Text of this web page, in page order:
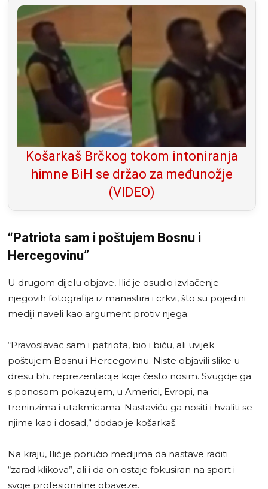
Košarkaš Brčkog tokom intoniranja
himne BiH se držao za međunožje
(VIDEO)
“Patriota sam i poštujem Bosnu i
Hercegovinu”
U drugom dijelu objave, Ilić je osudio izvlačenje
njegovih fotografija iz manastira i crkvi, što su pojedini
mediji naveli kao argument protiv njega.
“Pravoslavac sam i patriota, bio i biću, ali uvijek
poštujem Bosnu i Hercegovinu. Niste objavili slike u
dresu bh. reprezentacije koje često nosim. Svugdje ga
s ponosom pokazujem, u Americi, Evropi, na
treninzima i utakmicama. Nastaviću ga nositi i hvaliti se
njime kao i dosad,” dodao je košarkaš.
Na kraju, Ilić je poručio medijima da nastave raditi
“zarad klikova”, ali i da on ostaje fokusiran na sport i
svoje profesionalne obaveze.